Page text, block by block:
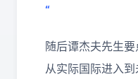
“
随后谭杰夫先生
从实际国际进入到